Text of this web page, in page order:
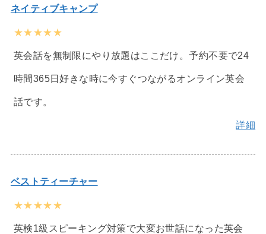
ネイティブキャンプ
★★★★★
英会話を無制限にやり放題はここだけ。予約不要で24
時間365日好きな時に今すぐつながるオンライン英会
話です。
詳細
ベストティーチャー
★★★★★
英検1級スピーキング対策で大変お世話になった英会